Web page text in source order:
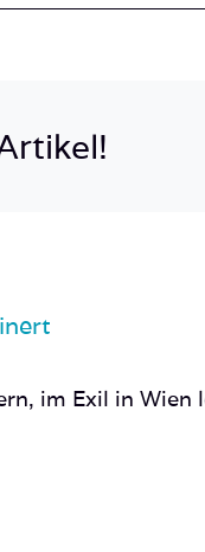
im Exil in Wien